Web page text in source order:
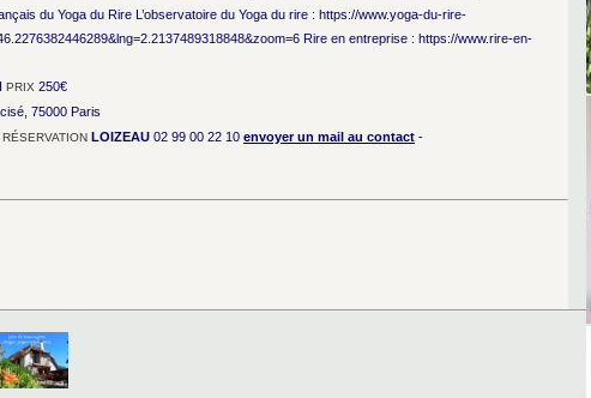
du Yoga du Rire L’observatoire du Yoga du rire : https://www.yoga-du-rire-
Rire en entreprise : https://www.rire-en-
PRIX 250€
75000 Paris
LOIZEAU 02 99 00 22 10 envoyer un mail au contact -